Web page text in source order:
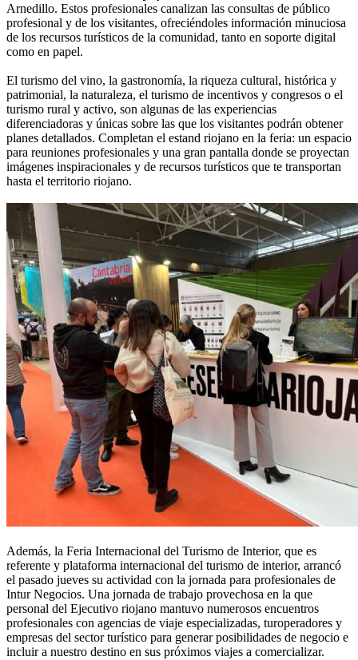
Arnedillo. Estos profesionales canalizan las consultas de público
profesional y de los visitantes, ofreciéndoles información minuciosa
de los recursos turísticos de la comunidad, tanto en soporte digital
como en papel.
El turismo del vino, la gastronomía, la riqueza cultural, histórica y
patrimonial, la naturaleza, el turismo de incentivos y congresos o el
turismo rural y activo, son algunas de las experiencias
diferenciadoras y únicas sobre las que los visitantes podrán obtener
planes detallados. Completan el estand riojano en la feria: un espacio
para reuniones profesionales y una gran pantalla donde se proyectan
imágenes inspiracionales y de recursos turísticos que te transportan
hasta el territorio riojano.
Además, la Feria Internacional del Turismo de Interior, que es
referente y plataforma internacional del turismo de interior, arrancó
el pasado jueves su actividad con la jornada para profesionales de
Intur Negocios. Una jornada de trabajo provechosa en la que
personal del Ejecutivo riojano mantuvo numerosos encuentros
profesionales con agencias de viaje especializadas, turoperadores y
empresas del sector turístico para generar posibilidades de negocio e
incluir a nuestro destino en sus próximos viajes a comercializar.